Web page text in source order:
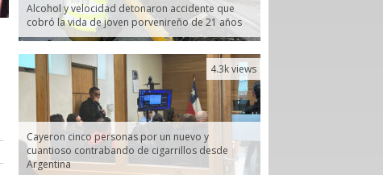
Alcohol y velocidad detonaron accidente que
cobró la vida de joven porvenireño de 21 años
Cayeron cinco personas por un nuevo y
cuantioso contrabando de cigarrillos desde
Argentina
4.3k views